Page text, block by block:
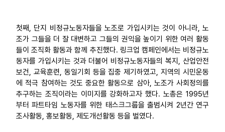
첫째, 단지 비정규노동자들을 노조로 가입시키는 것이 아니라, 노
조가 그들을 더 잘 대변하고 그들의 권익을 높이기 위한 여러 활동
들이 조직화 활동과 함께 추진했다. 링크업 캠페인에서는 비정규노
동자를 가입시키는 것과 더불어 비정규노동자들의 복지, 산업안전
보건, 교육훈련, 동일기회 등을 집중 제기하였고, 지역의 시민운동
에 적극 참여하는 것도 중요한 활동으로 삼아, 노조가 사회정의를
추구하는 조직이라는 이미지를 강화하고자 했다. 노총은 1995년
부터 파트타임 노동자를 위한 태스크그룹을 출범시켜 2년간 연구
조사활동, 홍보활동, 제도개선활동 등을 벌였다.